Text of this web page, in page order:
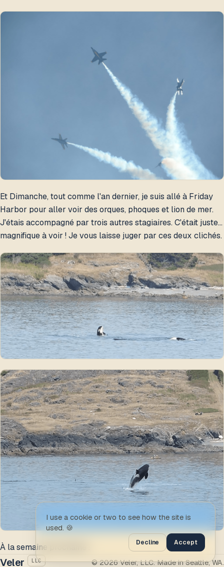
Et Dimanche, tout comme l'an dernier, je suis allé à Friday
Harbor pour aller voir des orques, phoques et lion de mer.
J'étais accompagné par trois autres stagiaires. C'était juste…
magnifique à voir ! Je vous laisse juger par ces deux clichés.
À la semaine prochaine !
Veler LLC © 2026 Veler, LLC. Made in Seattle, WA.
I use a cookie or two to see how the site is
used. 🍪
Decline Accept